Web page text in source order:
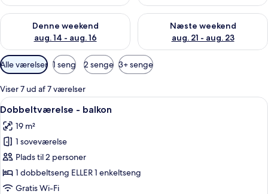
Denne weekend
aug. 14 - aug. 16
Tjek tilgængelighed for denne weekend aug. 14 - aug. 16
Næste weekend
aug. 21 - aug. 23
Tjek tilgængelighed for næste
Tilgængelige
filtre
for
værelser
Alle værelser 1 seng 2 senge 3+ senge
Viser 7 ud af 7 værelser
Indlæs
alle
billeder
af
Dobbeltværelse
-
balkon
Et hotelværelse med en stor seng,
9
Dobbeltværelse - balkon
19 m²
1 soveværelse
Plads til 2 personer
1 dobbeltseng ELLER 1 enkeltseng
Gratis Wi-Fi